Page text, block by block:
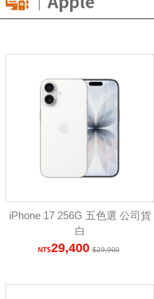
iPhone 17 256G 五色選 公司貨
白
29,400 29,900